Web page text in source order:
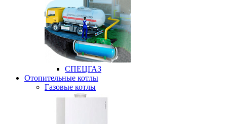
СПЕЦГАЗ
Отопительные котлы
Газовые котлы